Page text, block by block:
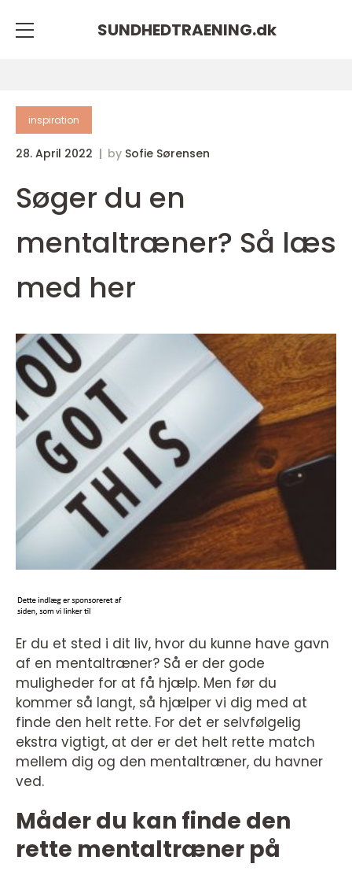
SUNDHEDTRAENING.dk
inspiration
28. April 2022 by Sofie Sørensen
Søger du en
mentaltræner? Så læs
med her
Er du et sted i dit liv, hvor du kunne have gavn
af en mentaltræner? Så er der gode
muligheder for at få hjælp. Men før du
kommer så langt, så hjælper vi dig med at
finde den helt rette. For det er selvfølgelig
ekstra vigtigt, at der er det helt rette match
mellem dig og den mentaltræner, du havner
ved.
Måder du kan finde den
rette mentaltræner på